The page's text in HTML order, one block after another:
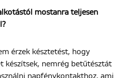
mostanra teljesen
érzek késztetést, hogy
készítsek, nemrég betűtésztát
napfénykontakthoz, ami